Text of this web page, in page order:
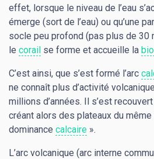
effet, lorsque le niveau de l’eau
émerge (sort de l’eau) ou qu’une
socle peu profond (pas plus de 30
le corail se forme et accueille la
C’est ainsi, que s’est formé l’arc
ne connaît plus d’activité
millions d’années. Il s’est
créant alors des plateaux du
dominance calcaire ».
L’arc volcanique (arc interne